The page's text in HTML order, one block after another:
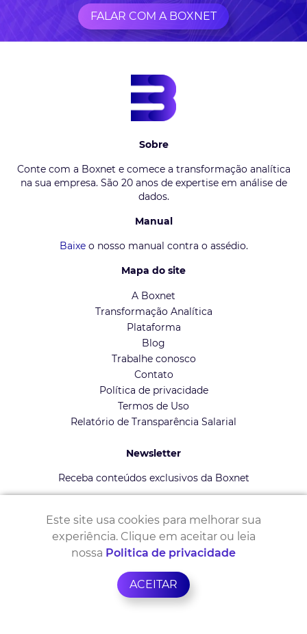
FALAR COM A BOXNET
Sobre
Conte com a Boxnet e comece a transformação analítica
na sua empresa. São 20 anos de expertise em análise de
dados.
Manual
Baixeo nosso manual contra o assédio.
Mapa do site
A Boxnet
Transformação Analítica
Plataforma
Blog
Trabalhe conosco
Contato
Política de privacidade
Termos de Uso
Relatório de Transparência Salarial
Newsletter
Receba conteúdos exclusivos da Boxnet
Copyright 2026 - Boxnet | Desenvolvido por
Este site usa cookies para melhorar sua
experiência. Clique em aceitar ou leia
nossa Politica de privacidade
ACEITAR